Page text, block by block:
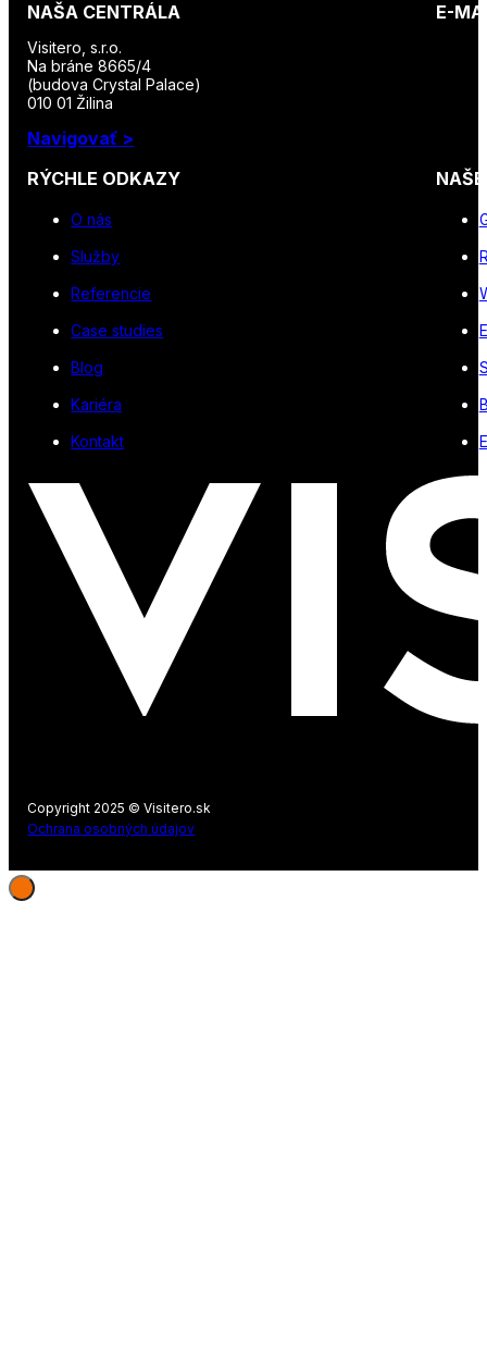
NAŠA CENTRÁLA
Visitero, s.r.o.
Na bráne 8665/4
(budova Crystal Palace)
010 01 Žilina
Navigovať >
E-
RÝCHLE ODKAZY
O nás
Služby
Referencie
Case studies
Blog
Kariéra
Kontakt
Copyright 2025 © Visitero.sk
Ochrana osobných údajov